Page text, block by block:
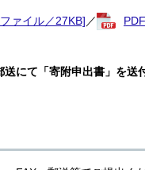
ァイル／27KB] ／
にて「寄附申出書」を送